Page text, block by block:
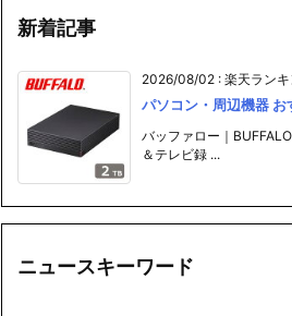
新着記事
2026/08/02 : 楽天ラン
パソコン・周辺機器 お
バッファロー｜
＆テレビ録 ...
ニュースキーワード